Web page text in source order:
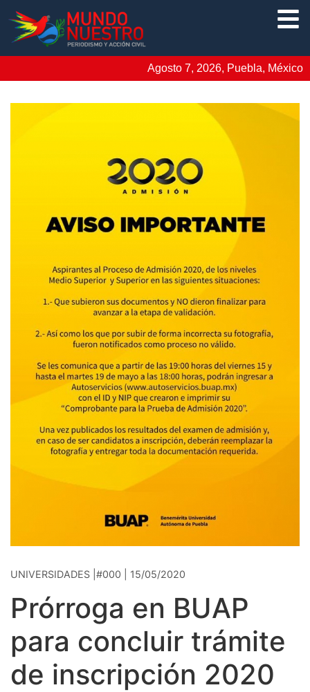
Agosto 7, 2026, Puebla, México
UNIVERSIDADES |#000 | 15/05/2020
Prórroga en BUAP
para concluir trámite
de inscripción 2020